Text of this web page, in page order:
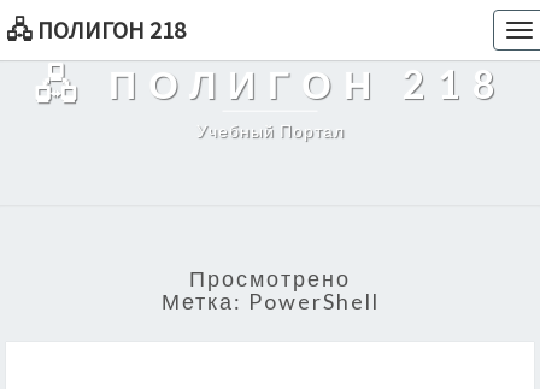
🖧 ПОЛИГОН 218
🖧 ПОЛИГОН 218
Учебный Портал
Просмотрено
Метка: PowerShell